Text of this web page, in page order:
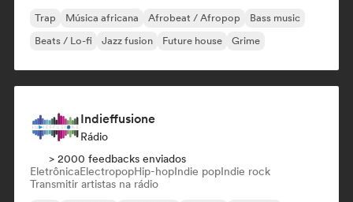
Trap Música africana Afrobeat / Afropop
Bass music
Beats / Lo-fi
Jazz fusion Future house Grime
Indieffusione
Rádio
> 2000 feedbacks enviados
EletrônicaElectropopHip-hopIndie popIndie rock
Transmitir artistas na rádio